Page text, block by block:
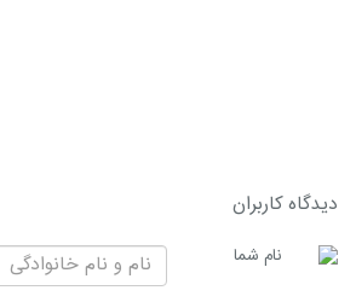
دیدگاه کاربران
نام شما